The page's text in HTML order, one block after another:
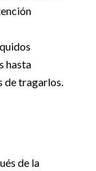
hasta
de tragarlos.
de la